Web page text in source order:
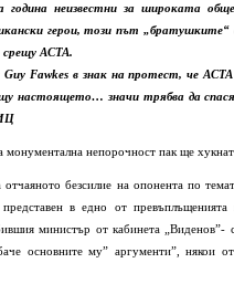
неизвестни за широката
герои, този път „братушките“
АСТА.
Fawkes в знак на протест, че
настоящето… значи трябва да
монументална непорочност пак ще
безсилие на опонента по
представен в едно от
министър от кабинета
основните му” аргументи”, някои